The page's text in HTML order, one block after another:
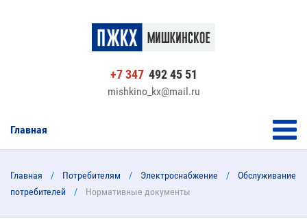
+7 347 492 45 51
mishkino_kx@mail.ru
Главная
Главная Потребителям Электроснабжение
Обслуживание
потребителей
Нормативные документы